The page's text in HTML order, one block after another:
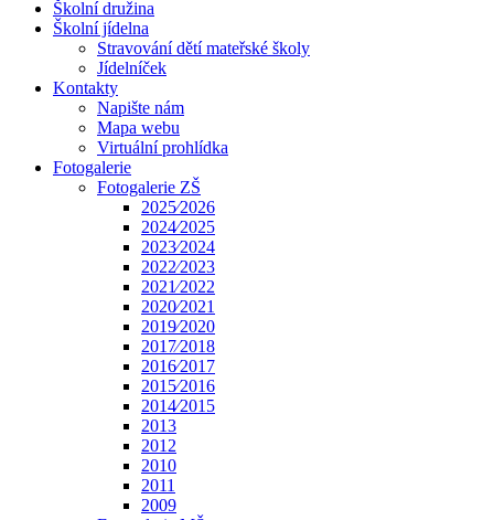
Školní družina
Školní jídelna
Stravování dětí mateřské školy
Jídelníček
Kontakty
Napište nám
Mapa webu
Virtuální prohlídka
Fotogalerie
Fotogalerie ZŠ
2025⁄2026
2024⁄2025
2023⁄2024
2022⁄2023
2021⁄2022
2020⁄2021
2019⁄2020
2017⁄2018
2016⁄2017
2015⁄2016
2014⁄2015
2013
2012
2010
2011
2009